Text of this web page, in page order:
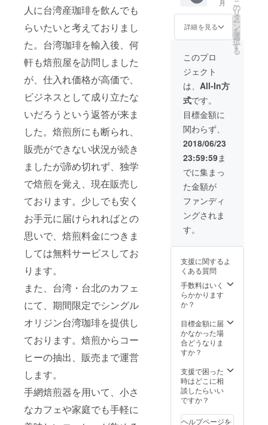
人に台湾産珈琲を飲んでも
らいたいと考えておりまし
た。台湾珈琲を輸入後、何
軒も焙煎屋を訪問しました
が、仕入れ価格が高価で、
ビジネスとして成り立たな
いだろうという返答が来ま
した。焙煎所にも断られ、
販売ができない状況が続き
ましたが諦め切れず、独学
で焙煎を覚え、現在販売し
ております。少しでも安く
お手元に届けられればとの
思いで、焙煎料金につきま
しては無料サービスしてお
ります。
また、台湾・台北のカフェ
にて、期間限定でシングル
オリジン台湾珈琲を提供し
ております。焙煎からコー
ヒーの抽出、販売まで運営
します。
手網焙煎器を用いて、小さ
なカフェや家庭でも手軽に
扱われ
ており
ます。
むと上
茶のよ
うな味
わいで
す。
【効
能】 慢
性疲
労、免
UP、不
眠症、
美肌効
果、腎
機能
UP、血
流促
成分 龍
眼花
わい。
酸味は
強すぎ
東山は
台湾茶
のよう
な優し
い甘味
が特徴
で飲み
疲れを
しませ
ん。酸
味はあ
まり感
じませ
ん。 梅
山は台
湾茶の
ような
特徴が
酸味が
あり、
フルー
ティな
味わい
です。
培をし
てお
り、
オーガ
ニック
なコー
ヒー豆
です。
大鋤農
園は有
名にな
り始め
てお
り、台
南の林
百貨店
でも商
品を取
り上げ
られて
いるほ
ど魅力
的な農
の高い
シング
ルエス
テート
コー
ヒー
す。毎
年台湾
の珈琲
大会で
獲得し
てお
り、
2018年
ヒーの
月
詳細を見る
こ
の
リ
タ
ー
ン
を
選
択
す
る
このプロ
ジェクト
は、 All-In方
式です。
目標金額に
関わらず、
2018/06/23
23:59:59ま
でに集まっ
た金額が
ファンディ
ングされま
す。
支援に関するよ
くある質問
手数料はいく
らかかります
か？
目標金額に届
かなかった場
合どうなりま
すか？
支援で困った
時はどこに相
談したらいい
ですか？
ヘルプページを